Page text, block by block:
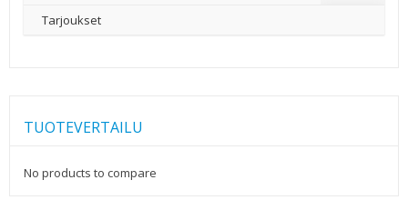
Tarjoukset
TUOTEVERTAILU
No products to compare